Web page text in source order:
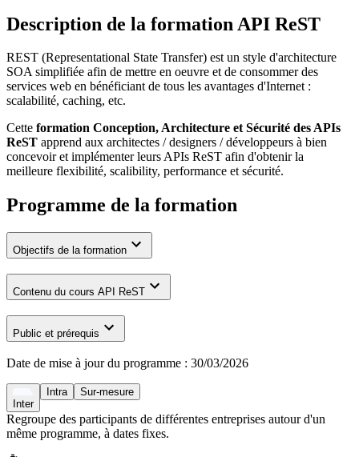
Description de la formation API ReST
REST (Representational State Transfer) est un style d'architecture
SOA simplifiée afin de mettre en oeuvre et de consommer des
services web en bénéficiant de tous les avantages d'Internet :
scalabilité, caching, etc.
Cette formation Conception, Architecture et Sécurité des APIs
ReST apprend aux architectes / designers / développeurs à bien
concevoir et implémenter leurs APIs ReST afin d'obtenir la
meilleure flexibilité, scalibility, performance et sécurité.
Programme de la formation
Objectifs de la formation
Contenu du cours API ReST
Public et prérequis
Date de mise à jour du programme : 30/03/2026
Inter
Intra Sur-mesure
Regroupe des participants de différentes entreprises autour d'un
même programme, à dates fixes.